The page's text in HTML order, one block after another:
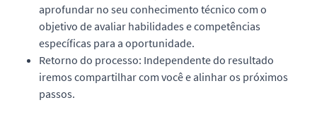
aprofundar no seu conhecimento técnico com o
objetivo de avaliar habilidades e competências
específicas para a oportunidade.
Retorno do processo: Independente do resultado
iremos compartilhar com você e alinhar os próximos
passos.